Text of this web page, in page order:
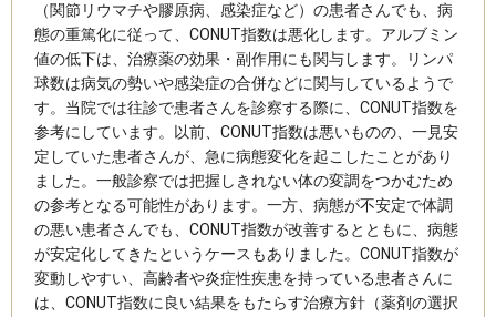
（関節リウマチや膠原病、感染症など）の患者さんでも、病
態の重篤化に従って、CONUT指数は悪化します。アルブミン
値の低下は、治療薬の効果・副作用にも関与します。リンパ
球数は病気の勢いや感染症の合併などに関与しているようで
す。当院では往診で患者さんを診察する際に、CONUT指数を
参考にしています。以前、CONUT指数は悪いものの、一見安
定していた患者さんが、急に病態変化を起こしたことがあり
ました。一般診察では把握しきれない体の変調をつかむため
の参考となる可能性があります。一方、病態が不安定で体調
の悪い患者さんでも、CONUT指数が改善するとともに、病態
が安定化してきたというケースもありました。CONUT指数が
変動しやすい、高齢者や炎症性疾患を持っている患者さんに
は、CONUT指数に良い結果をもたらす治療方針（薬剤の選択